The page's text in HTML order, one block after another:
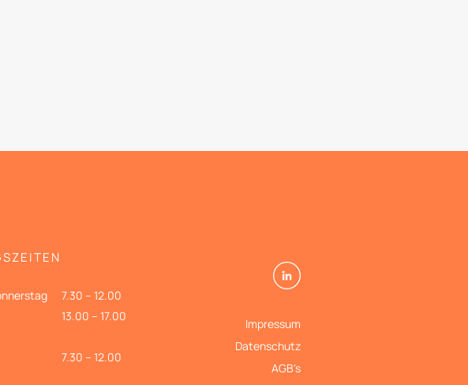
7.30 – 12.00
13.00 – 17.00
7.30 – 12.00
Impressum
Datenschutz
AGB's